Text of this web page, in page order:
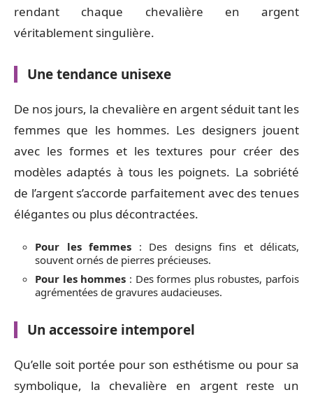
rendant chaque chevalière en argent
véritablement singulière.
Une tendance unisexe
De nos jours, la chevalière en argent séduit tant les
femmes que les hommes. Les designers jouent
avec les formes et les textures pour créer des
modèles adaptés à tous les poignets. La sobriété
de l’argent s’accorde parfaitement avec des tenues
élégantes ou plus décontractées.
Pour les femmes : Des designs fins et délicats,
souvent ornés de pierres précieuses.
Pour les hommes : Des formes plus robustes, parfois
agrémentées de gravures audacieuses.
Un accessoire intemporel
Qu’elle soit portée pour son esthétisme ou pour sa
symbolique, la chevalière en argent reste un